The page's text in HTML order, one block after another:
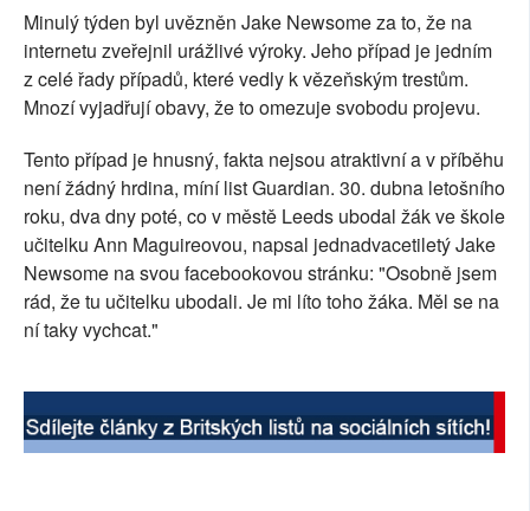
SOCIÁLNÍ SÍTĚ
RUBRIKY
PLNÁ VERZE STRÁNEK
Minulý týden byl uvězněn Jake Newsome za to, že na
internetu zveřejnil urážlivé výroky. Jeho případ je jedním
z celé řady případů, které vedly k vězeňským trestům.
Mnozí vyjadřují obavy, že to omezuje svobodu projevu.
Tento případ je hnusný, fakta nejsou atraktivní a v příběhu
není žádný hrdina, míní list Guardian. 30. dubna letošního
roku, dva dny poté, co v městě Leeds ubodal žák ve škole
učitelku Ann Maguireovou, napsal jednadvacetiletý Jake
Newsome na svou facebookovou stránku: "Osobně jsem
rád, že tu učitelku ubodali. Je mi líto toho žáka. Měl se na
ní taky vychcat."